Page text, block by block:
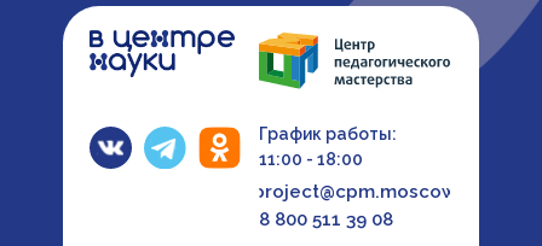
project@cpm.moscow
8 800 511 39 08
График работы:
11:00 - 18:00